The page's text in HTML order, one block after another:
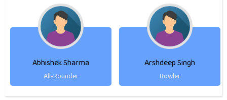
Abhishek Sharma
All-Rounder
Arshdeep Singh
Bowler